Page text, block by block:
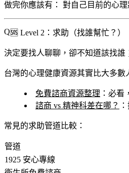
做完你應該有： 對自己目前的心
🆘 Level 2：求助（找誰幫忙？）
決定要找人聊聊，卻不知道該找誰
台灣的心理健康資源其實比大多
免費諮商資源整理 ： 必看
諮商 vs 精神科差在哪？
常見的求助管道比較：
管道
1925 安心專線